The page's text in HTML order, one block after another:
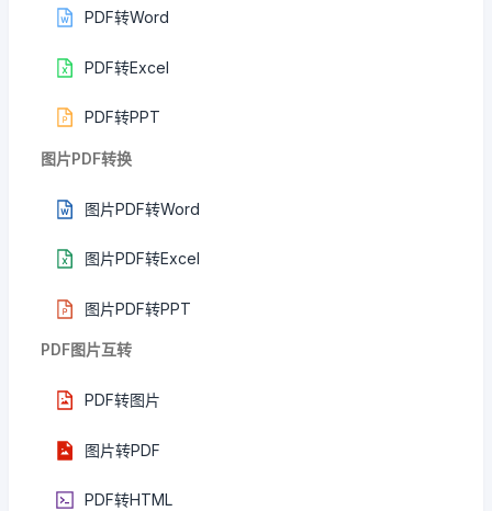
PDF转Word
PDF转Excel
PDF转PPT
图片PDF转换
图片PDF转Word
图片PDF转Excel
图片PDF转PPT
PDF图片互转
PDF转图片
图片转PDF
PDF转HTML